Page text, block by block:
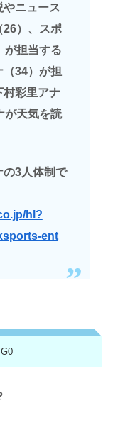
ニュース
26）、スポ
が担当する
（34）が担
村彩里アナ
が天気を読
の3人体制で
hl?
ent